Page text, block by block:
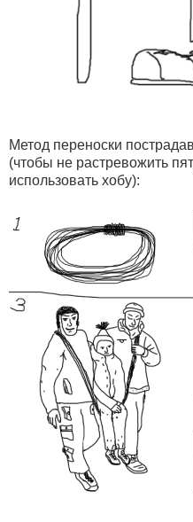
Метод переноски
(чтобы не растревожить
использовать хобу):